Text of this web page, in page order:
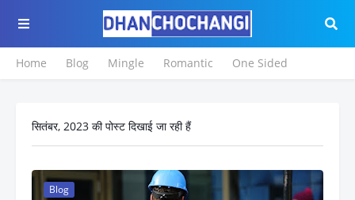
Home Blog Mingle Romantic One Sided
सितंबर, 2023 की पोस्ट दिखाई जा रही हैं
Blog